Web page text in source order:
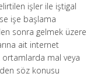
işler ile iştigal
işe başlama
sonra gelmek üzere
ait internet
mal veya
söz konusu